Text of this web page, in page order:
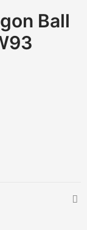
Ball